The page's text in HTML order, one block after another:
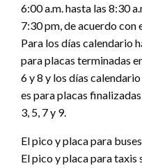
6:00 a.m. hasta las 8:30
7:30 pm, de acuerdo con
Para los días calendario
para placas terminadas
6 y 8 y los días
es para placas
3, 5, 7 y 9.
El pico y placa para
El pico y placa para taxis